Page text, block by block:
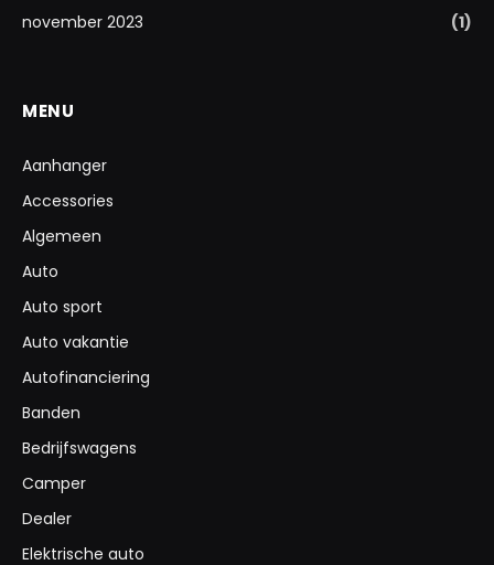
november 2023
(1)
MENU
Aanhanger
Accessories
Algemeen
Auto
Auto sport
Auto vakantie
Autofinanciering
Banden
Bedrijfswagens
Camper
Dealer
Elektrische auto